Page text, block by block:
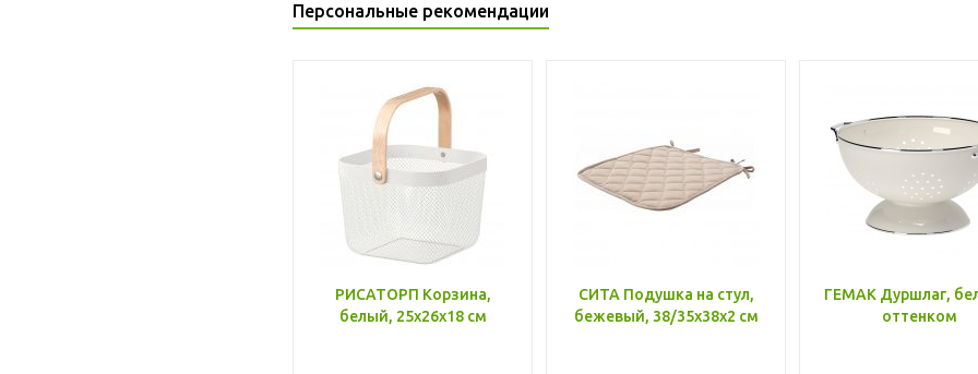
Персональные рекомендации
РИСАТОРП Корзина,
белый, 25x26x18 см
СИТА Подушка на стул,
бежевый, 38/35x38x2 см
ГЕМАК Дуршлаг,
оттенком